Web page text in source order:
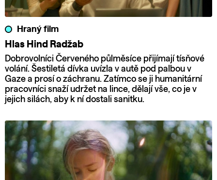
Hraný film
Hlas Hind Radžab
Dobrovolníci Červeného půlměsíce přijímají tísňové
volání. Šestiletá dívka uvízla v autě pod palbou v
Gaze a prosí o záchranu. Zatímco se ji humanitární
pracovníci snaží udržet na lince, dělají vše, co je v
jejich silách, aby k ní dostali sanitku.